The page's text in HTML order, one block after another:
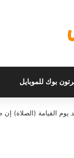
بوك للموبايل
يوم القيامة